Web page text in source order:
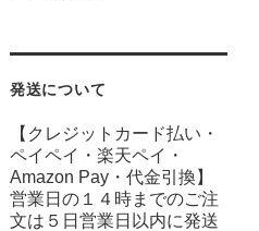
発送について
【クレジットカード払い・
ペイペイ・楽天ペイ・
Amazon Pay・ 代金引換】
営業日の１４時までのご注
文は５日営業日以内に発送